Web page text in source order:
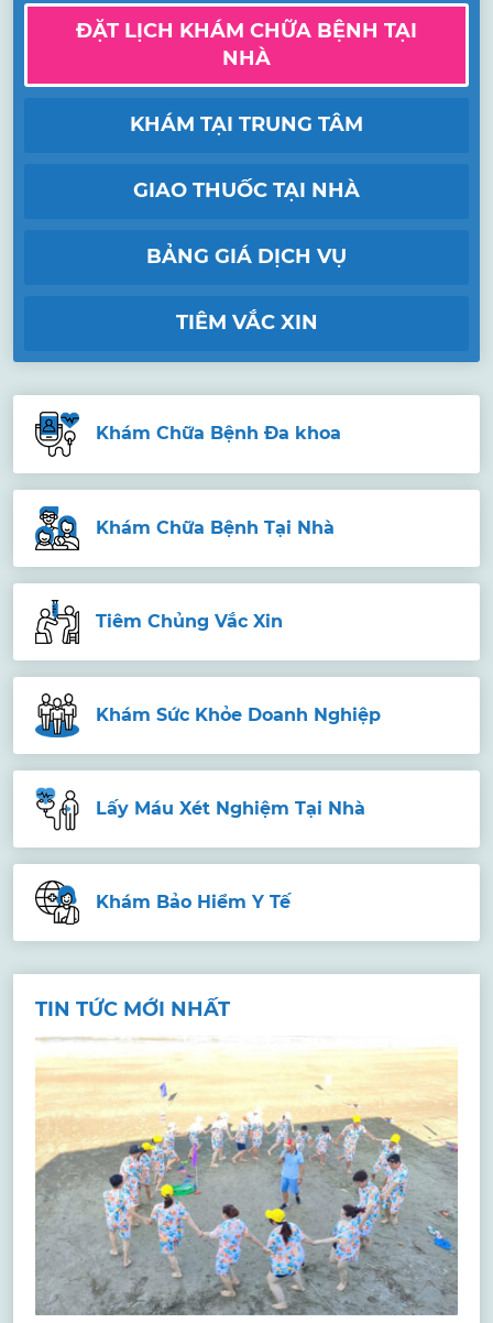
ĐẶT LỊCH KHÁM CHỮA BỆNH TẠI
NHÀ
KHÁM TẠI TRUNG TÂM
GIAO THUỐC TẠI NHÀ
BẢNG GIÁ DỊCH VỤ
TIÊM VẮC XIN
Khám Chữa Bệnh Đa khoa
Khám Chữa Bệnh Tại Nhà
Tiêm Chủng Vắc Xin
Khám Sức Khỏe Doanh Nghiệp
Lấy Máu Xét Nghiệm Tại Nhà
Khám Bảo Hiểm Y Tế
TIN TỨC MỚI NHẤT